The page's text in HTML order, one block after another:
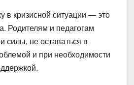
в кризисной ситуации — это
Родителям и педагогам
силы, не оставаться в
и при необходимости